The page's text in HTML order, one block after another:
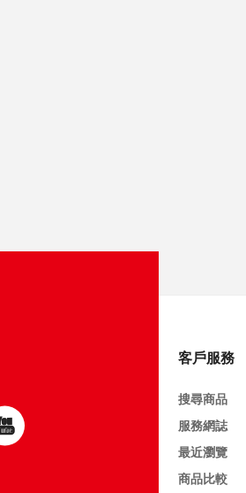
客戶服務
搜尋商品
服務網誌
最近瀏覽
商品比較